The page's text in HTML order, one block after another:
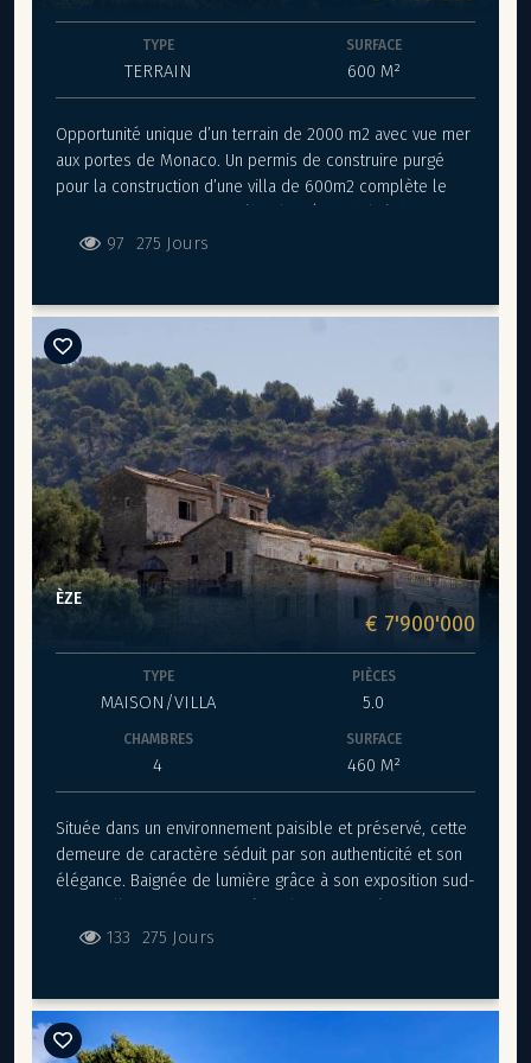
TYPE
TERRAIN
SURFACE
600 M²
Opportunité unique d’un terrain de 2000 m2 avec vue mer
aux portes de Monaco. Un permis de construire purgé
pour la construction d’une villa de 600m2 complète le
doubler la capacité).
97 275 Jours
ÈZE
€ 7'900'000
TYPE
MAISON/VILLA
PIÈCES
5.0
CHAMBRES
4
SURFACE
460 M²
Située dans un environnement paisible et préservé, cette
demeure de caractère séduit par son authenticité et son
élégance. Baignée de lumière grâce à son exposition sud-
Pierres apparentes, voûtes anciennes et volumes
chaleureuse et intemporelle. Une dépendance attenante,
accessible par un charmant patio, vient compléter
133 275 Jours